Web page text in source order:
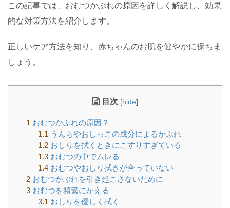
この記事では、おむつかぶれの原因を詳しく解説し、効果
的な対策方法を紹介します。
正しいケア方法を知り、赤ちゃんのお肌を健やかに保ちま
しょう。
目次 [hide]
1 おむつかぶれの原因？
1.1 うんちやおしっこの成分によるかぶれ
1.2おしりを拭くときにこすりすぎている
1.3おむつの中でムレる
1.4おむつやおしり拭きが合っていない
2 おむつかぶれを引き起こさないために
3 おむつを頻繁にかえる
3.1 おしりを優しく拭く